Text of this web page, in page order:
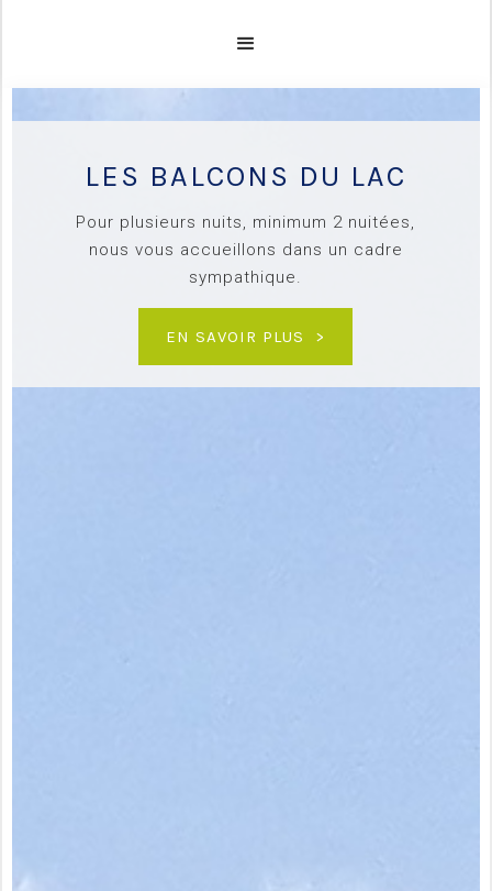
LES BALCONS DU LAC
Pour plusieurs nuits, minimum 2 nuitées,
nous vous accueillons dans un cadre
sympathique.
EN SAVOIR PLUS >